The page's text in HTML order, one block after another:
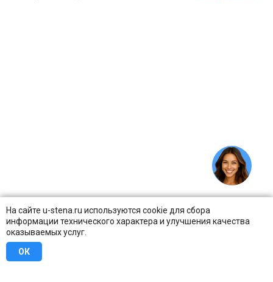
На сайте u-stena.ru используются cookie для сбора
информации технического характера и улучшения качества
оказываемых услуг.
ОК